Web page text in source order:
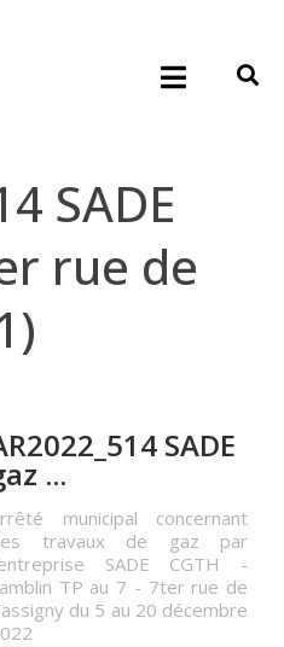
SADE
rue de
SADE
...
municipal concernant
travaux de gaz par
SADE CGTH -
TP au 7 - 7ter rue de
du 5 au 20 décembre